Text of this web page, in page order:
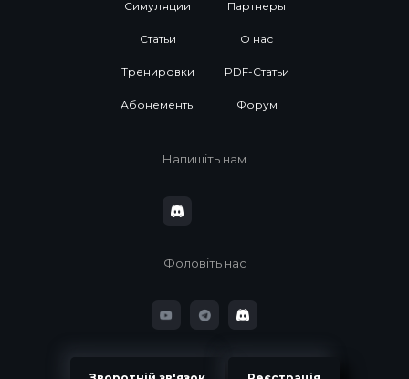
Симуляции
Статьи
Тренировки
Абонементы
Партнеры
О нас
PDF-Статьи
Форум
Напишіть нам
Фоловіть нас